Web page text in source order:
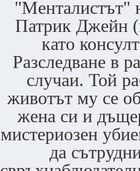
"Менталистът"
Патрик Джейн
като
Разследване в
случаи. Той
животът му се
жена си и
мистериозен
да